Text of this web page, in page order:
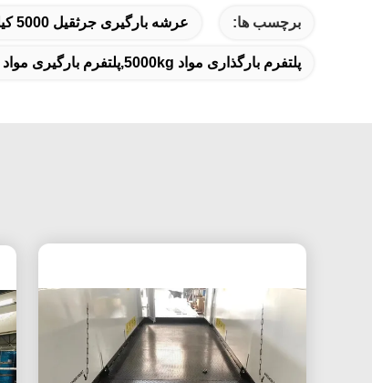
برچسب ها: عرشه بارگیری جرثقیل 5000 کیلوگرمی,عرشه بارگیری جرثقیل 5 تن,عرشه بارگیری جرثقیل سند بلاست
پلتفرم بارگذاری مواد 5000kg,پلتفرم بارگیری مواد 320 سانتی متر